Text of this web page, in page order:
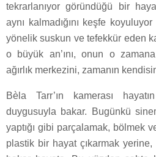
tekrarlanıyor göründüğü bir
aynı kalmadığını keşfe
yönelik suskun ve tefekkür eden
o büyük an’ını, onun o
ağırlık merkezini, zamanın
Bèla Tarr’ın kamerası
duygusuyla bakar. Bugünkü
yaptığı gibi parçalamak, bölmek
plastik bir hayat çıkarmak